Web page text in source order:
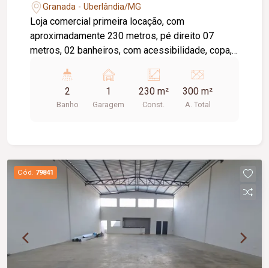
Granada - Uberlândia/MG
Loja comercial primeira locação, com
aproximadamente 230 metros, pé direito 07
metros, 02 banheiros, com acessibilidade, copa,
duas portas automatizadas, portão social, imóvel
primeira locação.
2
Banho
1
Garagem
230 m²
Const.
300 m²
A. Total
Cód. 79841